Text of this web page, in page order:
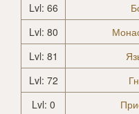
Lvl: 66
Lvl: 80
Lvl: 81
Lvl: 72
Lvl: 0